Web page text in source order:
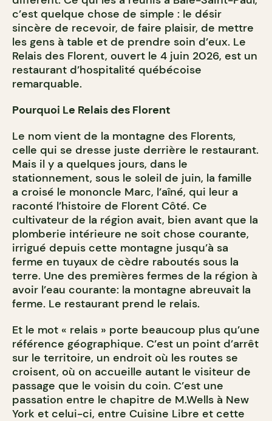
c’est quelque chose de simple : le désir
sincère de recevoir, de faire plaisir, de mettre
les gens à table et de prendre soin d’eux. Le
Relais des Florent, ouvert le 4 juin 2026, est un
restaurant d’hospitalité québécoise
remarquable.
Pourquoi Le Relais des Florent
Le nom vient de la montagne des Florents,
celle qui se dresse juste derrière le restaurant.
Mais il y a quelques jours, dans le
stationnement, sous le soleil de juin, la famille
a croisé le mononcle Marc, l’aîné, qui leur a
raconté l’histoire de Florent Côté. Ce
cultivateur de la région avait, bien avant que la
plomberie intérieure ne soit chose courante,
irrigué depuis cette montagne jusqu’à sa
ferme en tuyaux de cèdre raboutés sous la
terre. Une des premières fermes de la région à
avoir l’eau courante: la montagne abreuvait la
ferme. Le restaurant prend le relais.
Et le mot « relais » porte beaucoup plus qu’une
référence géographique. C’est un point d’arrêt
sur le territoire, un endroit où les routes se
croisent, où on accueille autant le visiteur de
passage que le voisin du coin. C’est une
passation entre le chapitre de M.Wells à New
York et celui-ci, entre Cuisine Libre et cette